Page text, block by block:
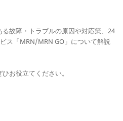
故障・トラブルの原因や対応策、24
ス「MRN/MRN GO」について解説
お役立てください。